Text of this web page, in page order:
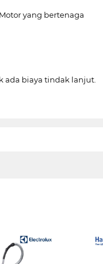
yang bertenaga
ada biaya tindak lanjut.